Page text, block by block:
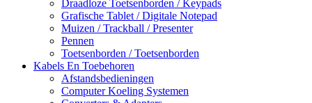
Draadloze Toetsenborden / Keypads
Grafische Tablet / Digitale Notepad
Muizen / Trackball / Presenter
Pennen
Toetsenborden / Toetsenborden
Kabels En Toebehoren
Afstandsbedieningen
Computer Koeling Systemen